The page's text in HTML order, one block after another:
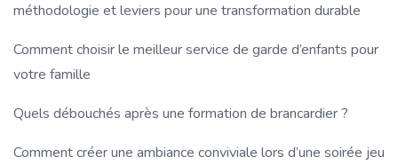
méthodologie et leviers pour une transformation durable
Comment choisir le meilleur service de garde d’enfants pour
votre famille
Quels débouchés après une formation de brancardier ?
Comment créer une ambiance conviviale lors d’une soirée jeu